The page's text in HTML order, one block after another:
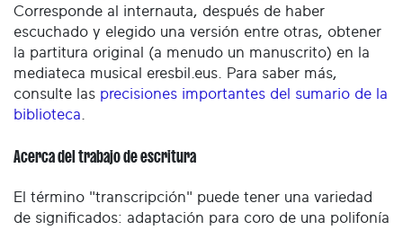
Corresponde al internauta, después de haber
escuchado y elegido una versión entre otras, obtener
la partitura original (a menudo un manuscrito) en la
mediateca musical eresbil.eus. Para saber más,
consulte las precisiones importantes del sumario de la
biblioteca
Acerca del trabajo de escritura
El término "transcripción" puede tener una variedad
de significados: adaptación para coro de una polifonía